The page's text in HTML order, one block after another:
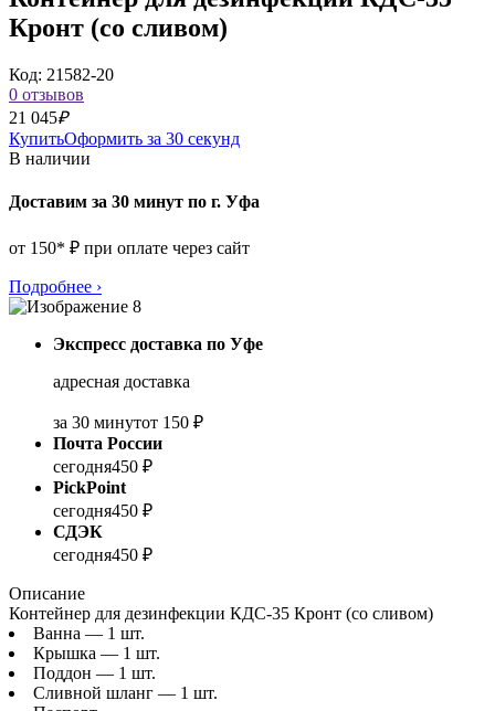
Кронт (со сливом)
Код: 21582-20
0 отзывов
21 045₽
КупитьОформить за 30 секунд
В наличии
Доставим за 30 минут по г. Уфа
от 150* ₽ при оплате через сайт
Подробнее ›
Экспресс доставка по Уфе
адресная доставка
за 30 минутот 150 ₽
Почта России
сегодня450 ₽
PickPoint
сегодня450 ₽
СДЭК
сегодня450 ₽
Описание
Контейнер для дезинфекции КДС-35 Кронт (со сливом)
Ванна — 1 шт.
Крышка — 1 шт.
Поддон — 1 шт.
Сливной шланг — 1 шт.